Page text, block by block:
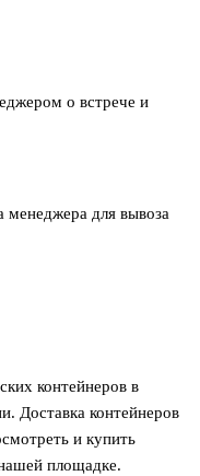
о встрече и
менеджера для вывоза
контейнеров в
Доставка контейнеров
и купить
площадке.